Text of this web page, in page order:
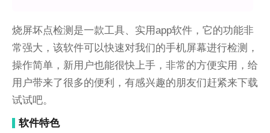
烧屏坏点检测是一款工具、实用app软件，它的功能非
常强大，该软件可以快速对我们的手机屏幕进行检测，
操作简单，新用户也能很快上手，非常的方便实用，给
用户带来了很多的便利，有感兴趣的朋友们赶紧来下载
试试吧。
软件特色